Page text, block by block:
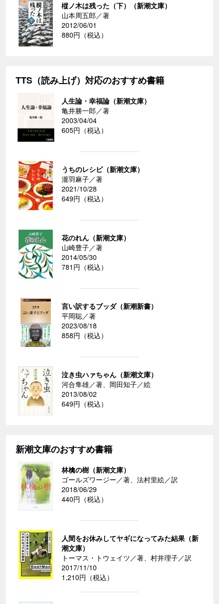
樅ノ木は残った（下）（新潮文庫）
山本周五郎／著
2012/06/01
880円（税込）
TTS（読み上げ）対応のおすすめ書籍
人生論・幸福論（新潮文庫）
亀井勝一郎／著
2003/04/04
605円（税込）
うちのレシピ（新潮文庫）
瀧羽麻子／著
2021/10/28
649円（税込）
花のれん（新潮文庫）
山崎豊子／著
2014/05/30
781円（税込）
言い訳するブッダ（新潮新書）
平岡聡／著
2023/08/18
858円（税込）
泣き虫ハァちゃん（新潮文庫）
河合隼雄／著、岡田知子／絵
2013/08/02
649円（税込）
新潮文庫のおすすめ書籍
林檎の樹（新潮文庫）
ゴールズワージー／著、法村里絵／訳
2018/06/29
440円（税込）
人間をお休みしてヤギになってみた結果（新
潮文庫）
トーマス・トウェイツ／著、村井理子／訳
2017/11/10
1,210円（税込）